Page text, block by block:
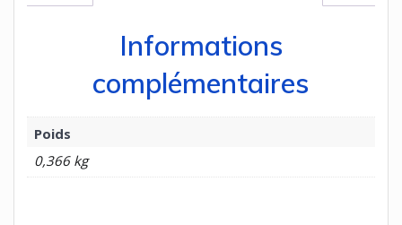
Informations
complémentaires
Poids
0,366 kg